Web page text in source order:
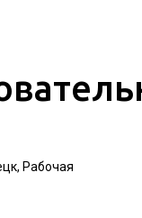
Рабочая